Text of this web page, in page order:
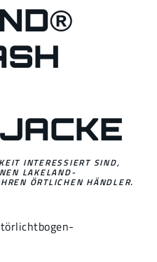
INTERESSIERT SIND,
LAKELAND-
ÖRTLICHEN HÄNDLER.